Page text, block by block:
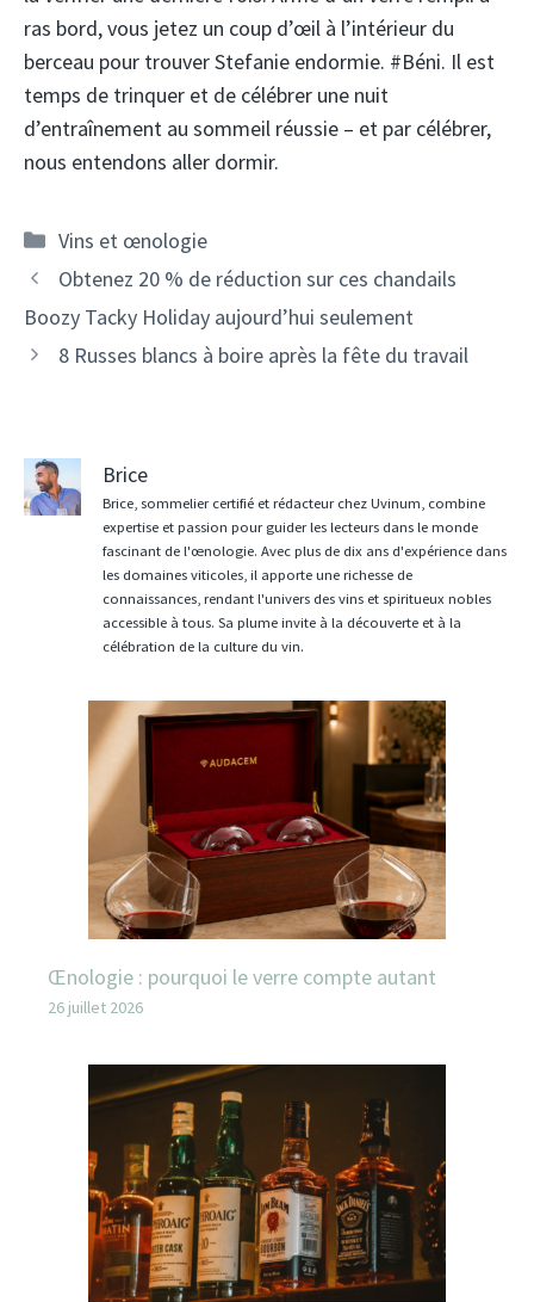
ras bord, vous jetez un coup d’œil à l’intérieur du
berceau pour trouver Stefanie endormie. #Béni. Il est
temps de trinquer et de célébrer une nuit
d’entraînement au sommeil réussie – et par célébrer,
nous entendons aller dormir.
Catégories
Vins et œnologie
Navigation
des
articles
Obtenez 20 % de réduction sur ces chandails
Boozy Tacky Holiday aujourd’hui seulement
8 Russes blancs à boire après la fête du travail
Brice
Brice, sommelier certifié et rédacteur chez Uvinum, combine
expertise et passion pour guider les lecteurs dans le monde
fascinant de l'œnologie. Avec plus de dix ans d'expérience dans
les domaines viticoles, il apporte une richesse de
connaissances, rendant l'univers des vins et spiritueux nobles
accessible à tous. Sa plume invite à la découverte et à la
célébration de la culture du vin.
Œnologie : pourquoi le verre compte autant
26 juillet 2026